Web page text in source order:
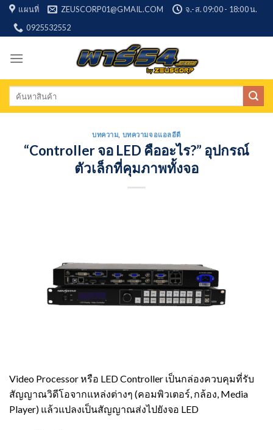
Skip
content
แผนที่ ZEUSCORP01@GMAIL.COM
จ.-ส. 09:00 - 18:00 น.
0925532552
Search
บทความ บทความจอแอลอีดี
“Controller จอ LED คืออะไร?” อุปกรณ์
ตัวเล็กที่คุมภาพทั้งจอ
Video Processor หรือ LED Controller เป็นกล่องควบคุมที่รับ
สัญญาณวิดีโอจากแหล่งต่างๆ (คอมพิวเตอร์, กล้อง, Media
Player) แล้วแปลงเป็นสัญญาณส่งไปยังจอ LED